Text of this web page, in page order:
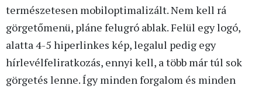
természetesen mobiloptimalizált. Nem kell rá
görgetőmenü, pláne felugró ablak. Felül egy logó,
alatta 4-5 hiperlinkes kép, legalul pedig egy
hírlevélfeliratkozás, ennyi kell, a több már túl sok
görgetés lenne. Így minden forgalom és minden